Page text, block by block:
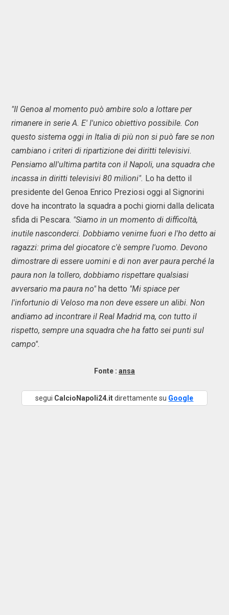
"Il Genoa al momento può ambire solo a lottare per
rimanere in serie A. E' l'unico obiettivo possibile. Con
questo sistema oggi in Italia di più non si può fare se non
cambiano i criteri di ripartizione dei diritti televisivi.
Pensiamo all'ultima partita con il Napoli, una squadra che
incassa in diritti televisivi 80 milioni". Lo ha detto il
presidente del Genoa Enrico Preziosi oggi al Signorini
dove ha incontrato la squadra a pochi giorni dalla delicata
sfida di Pescara. "Siamo in un momento di difficoltà,
inutile nasconderci. Dobbiamo venirne fuori e l'ho detto ai
ragazzi: prima del giocatore c'è sempre l'uomo. Devono
dimostrare di essere uomini e di non aver paura perché la
paura non la tollero, dobbiamo rispettare qualsiasi
avversario ma paura no"ha detto "Mi spiace per
l'infortunio di Veloso ma non deve essere un alibi. Non
andiamo ad incontrare il Real Madrid ma, con tutto il
rispetto, sempre una squadra che ha fatto sei punti sul
campo''.
Fonte : ansa
segui CalcioNapoli24.itdirettamente su Google